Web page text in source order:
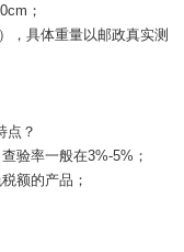
；
，具体重量以邮政真实测
点？
验率一般在3%-5%；
额的产品；